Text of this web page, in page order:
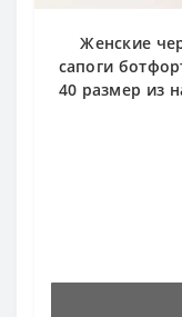
Женские
сапоги
40 размер из